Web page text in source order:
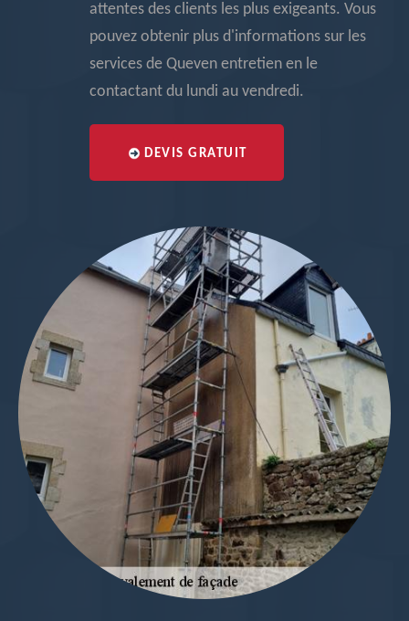
attentes des clients les plus exigeants. Vous
pouvez obtenir plus d'informations sur les
services de Queven entretien en le
contactant du lundi au vendredi.
DEVIS GRATUIT